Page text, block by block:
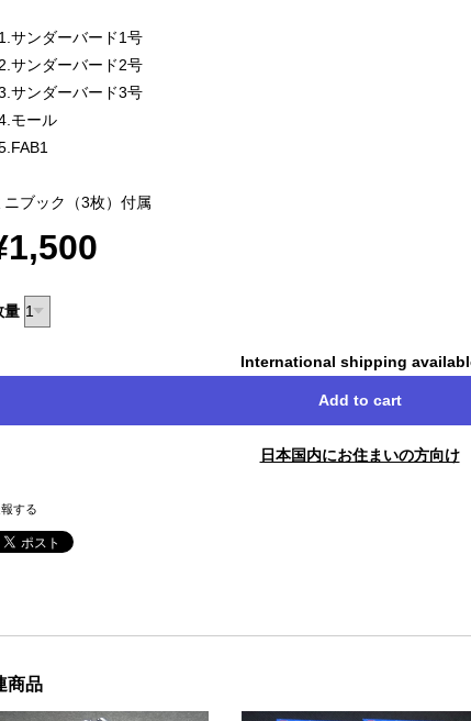
サンダーバード1号
サンダーバード2号
サンダーバード3号
モール
ニブック（3枚）付属
量
International shipping
Add to cart
日本国内にお住まいの方向け
する
商品